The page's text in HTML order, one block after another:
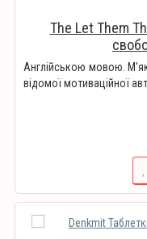
The Let Them
Англійською мовою.
відомої мотиваційної